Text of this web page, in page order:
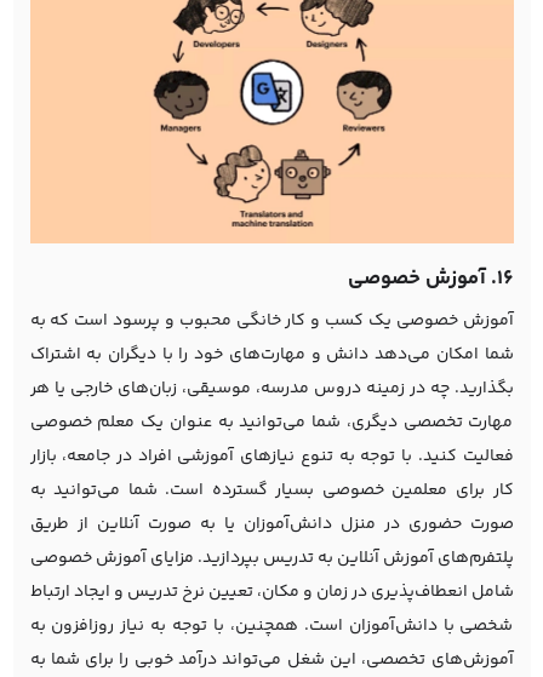
16. آموزش خصوصی
آموزش خصوصی یک کسب و کار خانگی محبوب و پرسود است که به
شما امکان می‌دهد دانش و مهارت‌های خود را با دیگران به اشتراک
بگذارید. چه در زمینه دروس مدرسه، موسیقی، زبان‌های خارجی یا هر
مهارت تخصصی دیگری، شما می‌توانید به عنوان یک معلم خصوصی
فعالیت کنید. با توجه به تنوع نیازهای آموزشی افراد در جامعه، بازار
کار برای معلمین خصوصی بسیار گسترده است. شما می‌توانید به
صورت حضوری در منزل دانش‌آموزان یا به صورت آنلاین از طریق
پلتفرم‌های آموزش آنلاین به تدریس بپردازید. مزایای آموزش خصوصی
شامل انعطاف‌پذیری در زمان و مکان، تعیین نرخ تدریس و ایجاد ارتباط
شخصی با دانش‌آموزان است. همچنین، با توجه به نیاز روزافزون به
آموزش‌های تخصصی، این شغل می‌تواند درآمد خوبی را برای شما به